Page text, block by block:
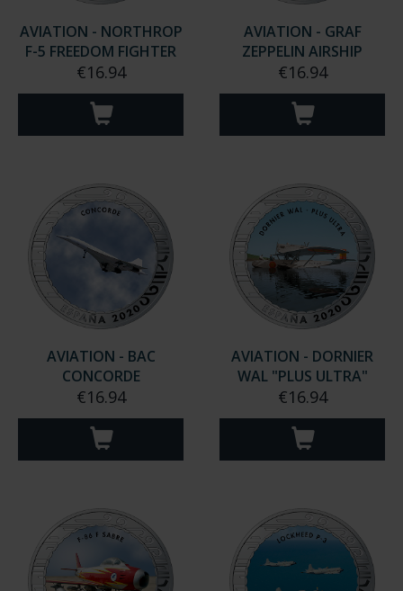
AVIATION - NORTHROP
F-5 FREEDOM FIGHTER
€16.94
AVIATION - GRAF
ZEPPELIN AIRSHIP
€16.94
AVIATION - BAC
CONCORDE
€16.94
AVIATION - DORNIER
WAL "PLUS ULTRA"
€16.94